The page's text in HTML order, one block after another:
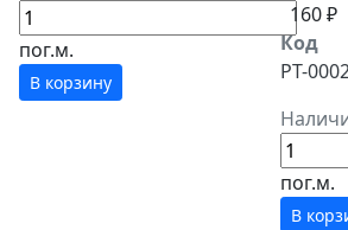
пог.м.
В корзину
160 ₽
Код
РТ-
пог.м.
В